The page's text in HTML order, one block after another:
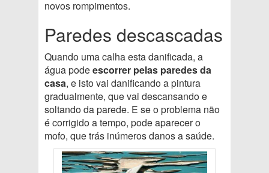
novos rompimentos.
Paredes descascadas
Quando uma calha esta danificada, a
água podeescorrer pelas paredes da
casa, e isto vai danificando a pintura
gradualmente, que vai descansando e
soltando da parede. E se o problema não
é corrigido a tempo, pode aparecer o
mofo, que trás inúmeros danos a saúde.